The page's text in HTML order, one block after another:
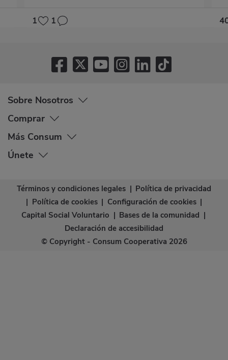
1 1
Sobre Nosotros
Comprar
Más Consum
Únete
Términos y condiciones legales | Política de privacidad
| Política de cookies | Configuración de cookies |
Capital Social Voluntario | Bases de la comunidad |
Declaración de accesibilidad
© Copyright - Consum Cooperativa 2026